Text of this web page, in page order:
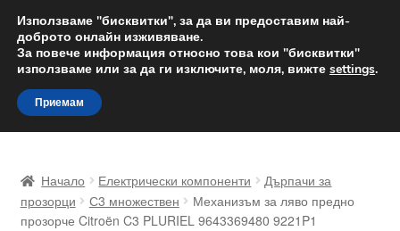
ДОСТАВКА от 12 лв.
Доставка по целия свят
Skip
to
navigation
Skip
to
content
Доставка по целия свят
Начало Електрически компоненти
Дърпачи за
прозорци
С3 множествен
Механизъм за ляво предно
прозорче Citroën C3 PLURIEL 9643369480 9221P1
Използваме "бисквитки", за да ви предоставим най-
доброто онлайн изживяване.
За повече информация относно това кои "бисквитки"
използваме или за да ги изключите, моля, вижте settings.
Приемам